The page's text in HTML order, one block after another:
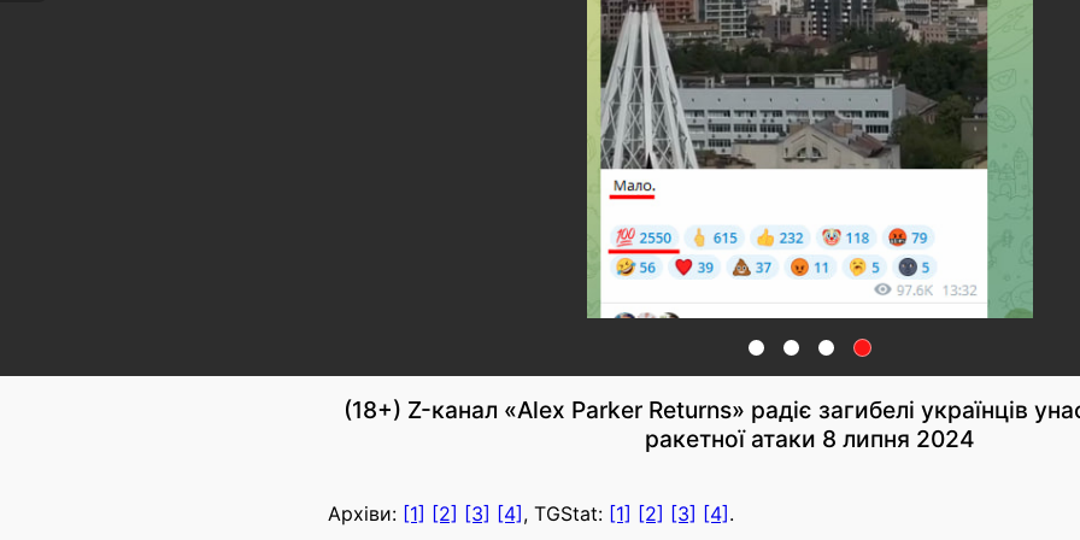
(18+) Z-канал «Alex Parker Returns» радіє загибелі українців
ракетної атаки 8 липня 2024
Архіви: [1] [2] [3] [4] , TGStat: [1] [2] [3] [4] .